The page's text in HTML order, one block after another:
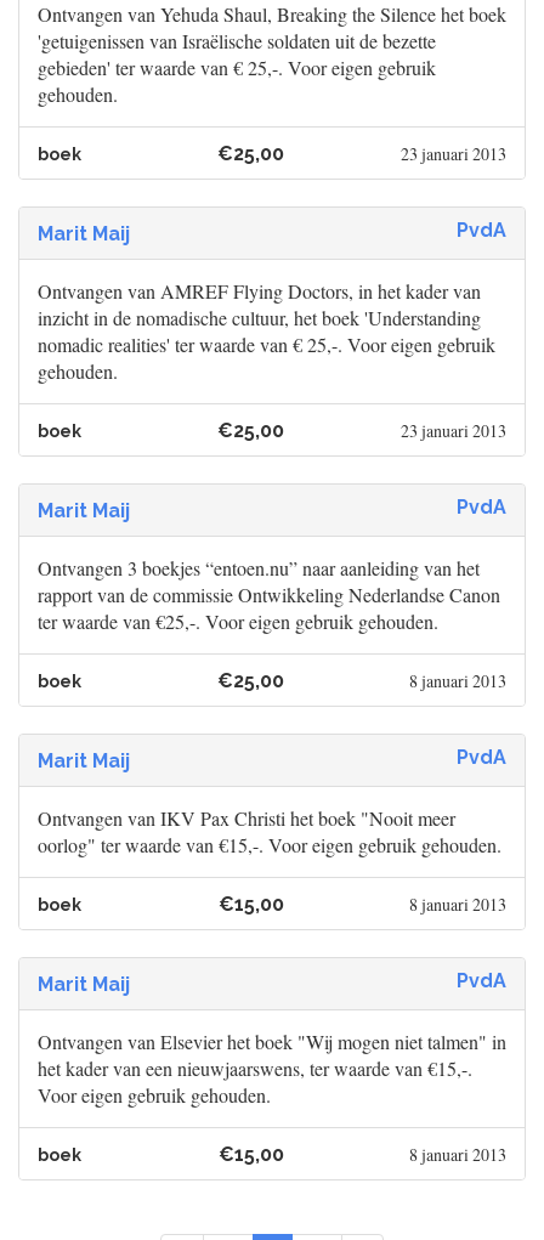
Ontvangen van Yehuda Shaul, Breaking the Silence het boek
'getuigenissen van Israëlische soldaten uit de bezette
gebieden' ter waarde van € 25,-. Voor eigen gebruik
gehouden.
boek €25,00 23 januari 2013
Marit Maij PvdA
Ontvangen van AMREF Flying Doctors, in het kader van
inzicht in de nomadische cultuur, het boek 'Understanding
nomadic realities' ter waarde van € 25,-. Voor eigen gebruik
gehouden.
boek €25,00 23 januari 2013
Marit Maij PvdA
Ontvangen 3 boekjes “entoen.nu” naar aanleiding van het
rapport van de commissie Ontwikkeling Nederlandse Canon
ter waarde van €25,-. Voor eigen gebruik gehouden.
boek €25,00 8 januari 2013
Marit Maij PvdA
Ontvangen van IKV Pax Christi het boek "Nooit meer
oorlog" ter waarde van €15,-. Voor eigen gebruik gehouden.
boek €15,00 8 januari 2013
Marit Maij PvdA
Ontvangen van Elsevier het boek "Wij mogen niet talmen" in
het kader van een nieuwjaarswens, ter waarde van €15,-.
Voor eigen gebruik gehouden.
boek €15,00 8 januari 2013